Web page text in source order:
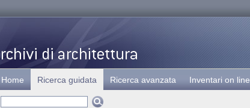
Home Ricerca guidata Ricerca avanzata Inventari on line